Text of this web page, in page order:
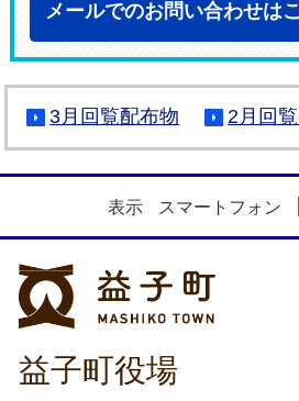
メールでのお問い合わせは
3月回覧配布物 2月回
表示 スマートフォン
益子町役場